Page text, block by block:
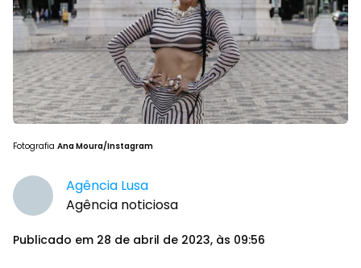
Fotografia Ana Moura/Instagram
Agência Lusa
Agência noticiosa
Publicado em 28 de abril de 2023, às 09:56